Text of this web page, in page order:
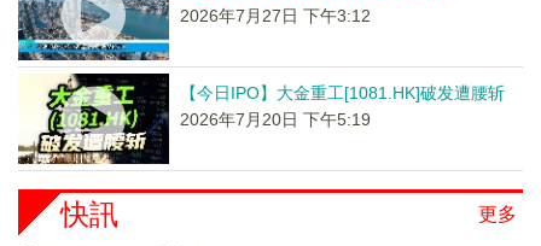
2026年7月27日 下午3:12
【今日IPO】大金重工[1081.HK]破发遭腰斩
2026年7月20日 下午5:19
更多
快訊